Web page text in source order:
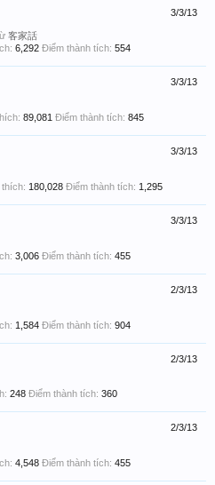
3/3/13
客家話
6,292 Điểm thành tích: 554
3/3/13
89,081 Điểm thành tích: 845
3/3/13
180,028 Điểm thành tích: 1,295
3/3/13
3,006 Điểm thành tích: 455
2/3/13
1,584 Điểm thành tích: 904
2/3/13
248 Điểm thành tích: 360
2/3/13
4,548 Điểm thành tích: 455